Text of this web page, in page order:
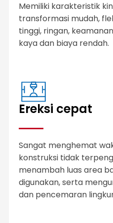
Memiliki karakteristik
transformasi mudah,
tinggi, ringan,
kaya dan biaya rendah.
Ereksi cepat
Sangat menghemat
konstruksi tidak
menambah luas area
digunakan, serta
dan pencemaran